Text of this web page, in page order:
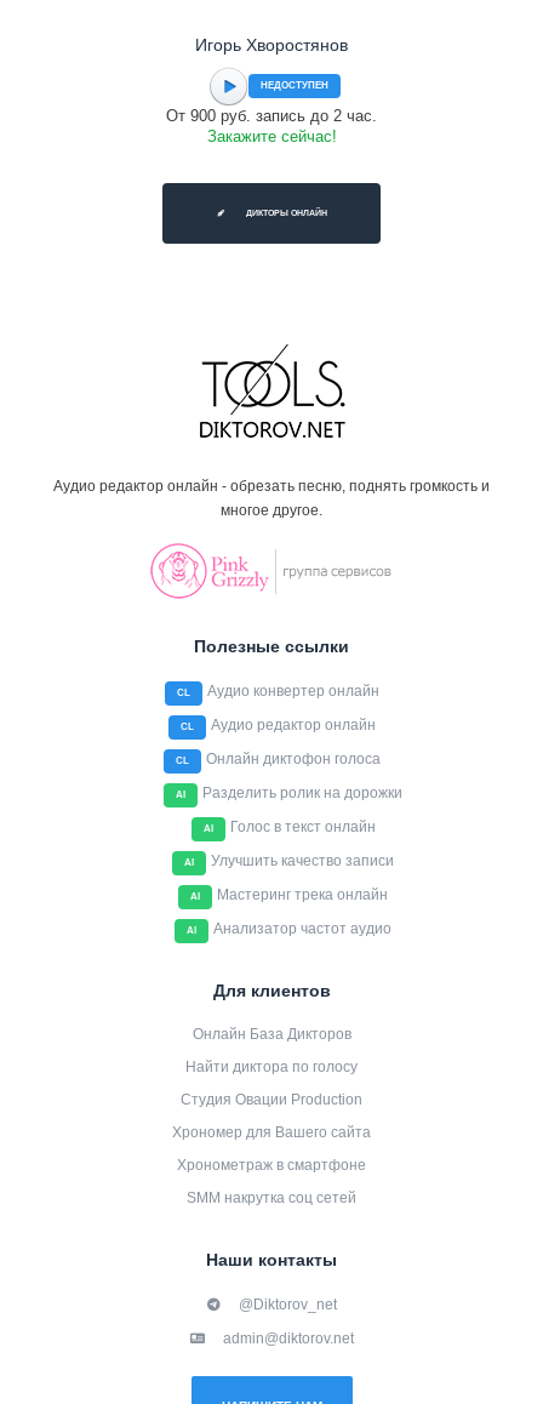
Игорь Хворостянов
НЕДОСТУПЕН
От 900 руб. запись до 2 час.
Закажите сейчас!
ДИКТОРЫ ОНЛАЙН
Аудио редактор онлайн - обрезать песню, поднять громкость и
многое другое.
Полезные ссылки
CL Аудио конвертер онлайн
CL Аудио редактор онлайн
CL Онлайн диктофон голоса
AI Разделить ролик на дорожки
AI Голос в текст онлайн
AI Улучшить качество записи
AI Мастеринг трека онлайн
AI Анализатор частот аудио
Для клиентов
Онлайн База Дикторов
Найти диктора по голосу
Студия Овации Production
Хрономер для Вашего сайта
Хронометраж в смартфоне
SMM накрутка соц сетей
Наши контакты
@Diktorov_net
admin@diktorov.net